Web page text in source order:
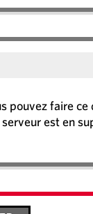
pouvez faire ce
est en